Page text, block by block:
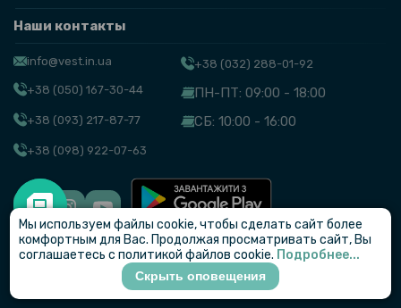
Наши контакты
info@vest.in.ua
+38 (050) 167-30-44
+38 (093) 217-87-77
+38 (098) 922-07-63
+38 (032) 288-01-92
ПН-ПТ: 09:00 - 18:00
СБ: 10:00 - 16:00
© VEST
Мы используем файлы cookie, чтобы сделать сайт более
комфортным для Вас. Продолжая просматривать сайт, Вы
соглашаетесь с политикой файлов cookie. Подробнее...
Скрыть оповещения